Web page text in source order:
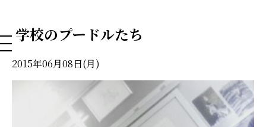
NAHA DOG GROOMING SCHOOL
学校のプードルたち
2015年06月08日(月)